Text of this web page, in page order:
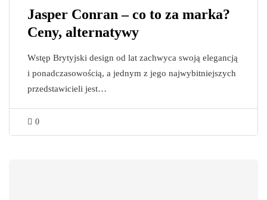
Jasper Conran – co to za marka?
Ceny, alternatywy
Wstęp Brytyjski design od lat zachwyca swoją elegancją
i ponadczasowością, a jednym z jego najwybitniejszych
przedstawicieli jest…
0